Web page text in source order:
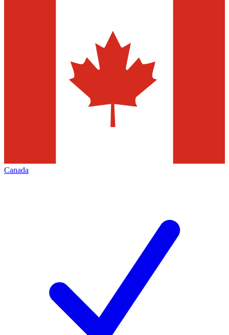
Canada